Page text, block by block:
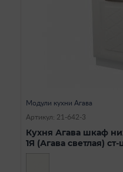
Модули кухни Агава
Артикул: 21-642-3
Кухня Агава шкаф
1Я (Агава светлая)